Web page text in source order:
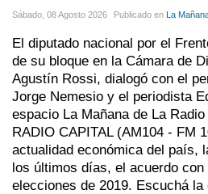
Sábado, 08 Agosto 2026 Publicado en La
El diputado nacional por el
de su bloque en la Cámara de
Agustín Rossi, dialogó con el
Jorge Nemesio y el periodista
espacio La Mañana de La
RADIO CAPITAL (AM104 - FM
actualidad económica del país,
los últimos días, el acuerdo
elecciones de 2019. Escuchá